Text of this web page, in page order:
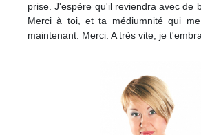
prise. J'espère qu'il reviendra avec de
Merci à toi, et ta médiumnité qui
maintenant. Merci. A très vite, je